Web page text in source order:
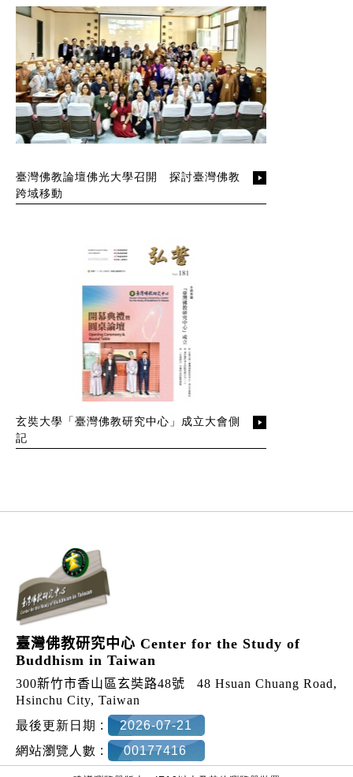
臺灣佛教論壇佛光大學召開 探討臺灣佛教
跨域移動
玄奘大學「臺灣佛教研究中心」成立大會側
記
臺灣佛教研究中心 Center for the Study of
Buddhism in Taiwan
300新竹市香山區玄奘路48號
48 Hsuan Chuang Road,
Hsinchu City, Taiwan
最後更新日期 :
2026-07-21
網站瀏覽人數 :
00177416